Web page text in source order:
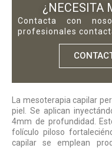
¿NECESITA
Contacta con
profesionales
La mesoterapia capilar
piel. Se aplican
4mm de profundidad.
folículo piloso
capilar se emplean